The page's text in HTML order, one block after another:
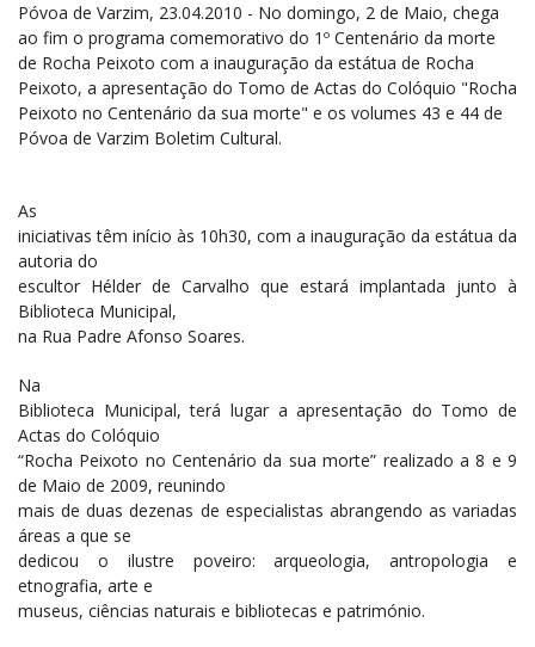
Póvoa de Varzim, 23.04.2010 - No domingo, 2 de Maio, chega
ao fim o programa comemorativo do 1º Centenário da morte
de Rocha Peixoto com a inauguração da estátua de Rocha
Peixoto, a apresentação do Tomo de Actas do Colóquio "Rocha
Peixoto no Centenário da sua morte" e os volumes 43 e 44 de
Póvoa de Varzim Boletim Cultural.
As
iniciativas têm início às 10h30, com a inauguração da estátua da
autoria do
escultor Hélder de Carvalho que estará implantada junto à
Biblioteca Municipal,
na Rua Padre Afonso Soares.
Na
Biblioteca Municipal, terá lugar a apresentação do Tomo de
Actas do Colóquio
“Rocha Peixoto no Centenário da sua morte” realizado a 8 e 9
de Maio de 2009, reunindo
mais de duas dezenas de especialistas abrangendo as variadas
áreas a que se
dedicou o ilustre poveiro: arqueologia, antropologia e
etnografia, arte e
museus, ciências naturais e bibliotecas e património.